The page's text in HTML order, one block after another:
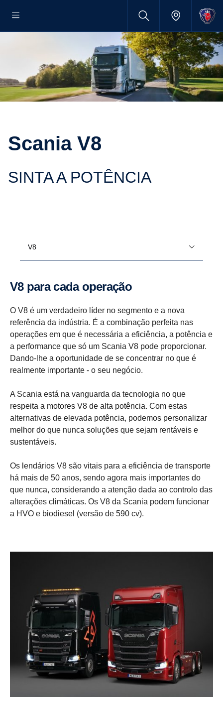
Scania V8
SINTA A POTÊNCIA
V8
V8 para cada operação
O V8 é um verdadeiro líder no segmento e a nova
referência da indústria. É a combinação perfeita nas
operações em que é necessária a eficiência, a potência e
a performance que só um Scania V8 pode proporcionar.
Dando-lhe a oportunidade de se concentrar no que é
realmente importante - o seu negócio.
A Scania está na vanguarda da tecnologia no que
respeita a motores V8 de alta potência. Com estas
alternativas de elevada potência, podemos personalizar
melhor do que nunca soluções que sejam rentáveis e
sustentáveis.
Os lendários V8 são vitais para a eficiência de transporte
há mais de 50 anos, sendo agora mais importantes do
que nunca, considerando a atenção dada ao controlo das
alterações climáticas. Os V8 da Scania podem funcionar
a HVO e biodiesel (versão de 590 cv).